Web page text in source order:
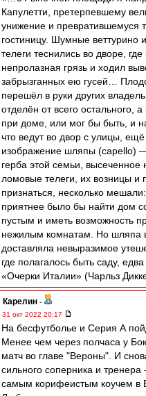
Капулетти, претерпевшему
унижение и превратившемуся
гостиницу. Шумные веттурино
телеги теснились во дворе,
непролазная грязь и ходил
забрызганных ею гусей…
перешёл в руки других
отделён от всего остального,
при доме, или мог бы быть, и
что ведут во двор с улицы,
изображение шляпы (capello)
герба этой семьи, высеченное
ломовые телеги, их возницы и
признаться, несколько
приятнее было бы найти дом
пустым и иметь возможность
нежилым комнатам. Но шляпа
доставляла невыразимое
где полагалось быть саду,
«Очерки Италии» (Чарльз
Карелин -
31 окт 2022 20:17
На бесфутболье и Серия А
Менее чем через полчаса у
матч во главе "Вероны". И
сильного соперника и
самым корифеистым коучем в